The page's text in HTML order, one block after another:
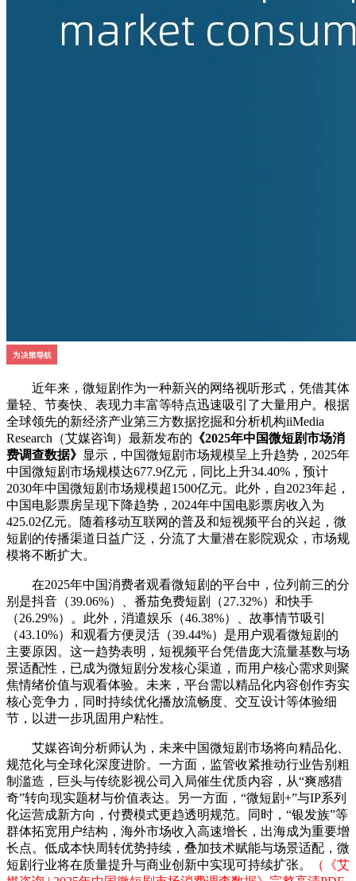
近年来，微短剧作为一种新兴的网络视听形式，凭借其体
量轻、节奏快、表现力丰富等特点迅速吸引了大量用户。根据
全球领先的新经济产业第三方数据挖掘和分析机构iiMedia
Research（艾媒咨询）最新发布的 《2025年中国微短剧市场消
费调查数据》 显示，中国微短剧市场规模呈上升趋势，2025年
中国微短剧市场规模达677.9亿元，同比上升34.40%，预计
2030年中国微短剧市场规模超1500亿元。此外，自2023年起，
中国电影票房呈现下降趋势，2024年中国电影票房收入为
425.02亿元。随着移动互联网的普及和短视频平台的兴起，微
短剧的传播渠道日益广泛，分流了大量潜在影院观众，市场规
模将不断扩大。
在2025年中国消费者观看微短剧的平台中，位列前三的分
别是抖音（39.06%）、番茄免费短剧（27.32%）和快手
（26.29%）。此外，消遣娱乐（46.38%）、故事情节吸引
（43.10%）和观看方便灵活（39.44%）是用户观看微短剧的
主要原因。这一趋势表明，短视频平台凭借庞大流量基数与场
景适配性，已成为微短剧分发核心渠道，而用户核心需求则聚
焦情绪价值与观看体验。未来，平台需以精品化内容创作夯实
核心竞争力，同时持续优化播放流畅度、交互设计等体验细
节，以进一步巩固用户粘性。
艾媒咨询分析师认为，未来中国微短剧市场将向精品化、
规范化与全球化深度进阶。一方面，监管收紧推动行业告别粗
制滥造，巨头与传统影视公司入局催生优质内容，从“爽感猎
奇”转向现实题材与价值表达。另一方面，“微短剧+”与IP系列
化运营成新方向，付费模式更趋透明规范。同时，“银发族”等
群体拓宽用户结构，海外市场收入高速增长，出海成为重要增
长点。低成本快周转优势持续，叠加技术赋能与场景适配，微
短剧行业将在质量提升与商业创新中实现可持续扩张。
（《艾